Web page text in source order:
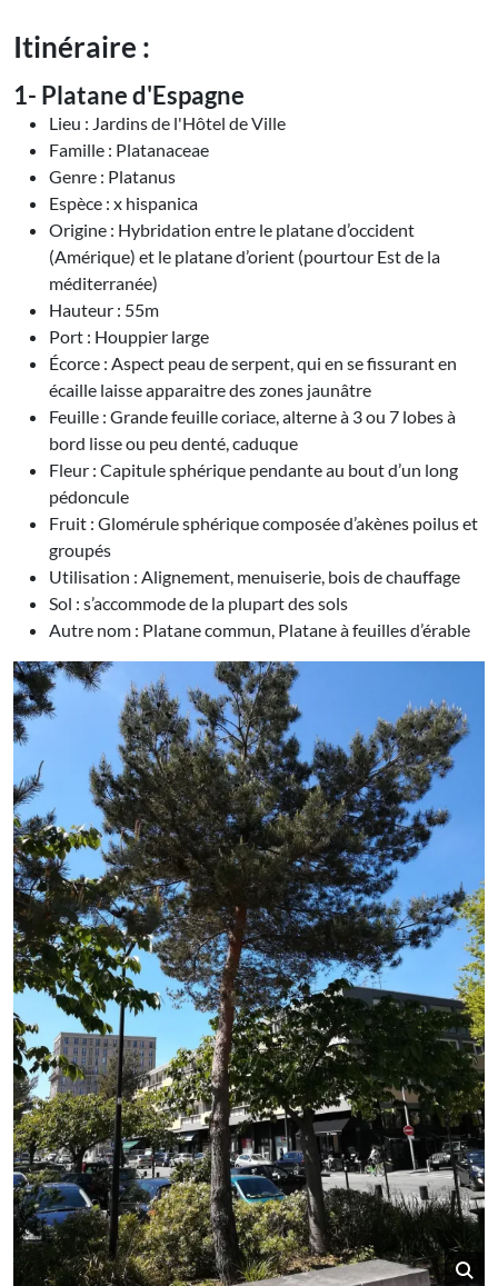
Itinéraire :
1- Platane d'Espagne
Lieu : Jardins de l'Hôtel de Ville
Famille : Platanaceae
Genre : Platanus
Espèce : x hispanica
Origine : Hybridation entre le platane d’occident
(Amérique) et le platane d’orient (pourtour Est de la
méditerranée)
Hauteur : 55m
Port : Houppier large
Écorce : Aspect peau de serpent, qui en se fissurant en
écaille laisse apparaitre des zones jaunâtre
Feuille : Grande feuille coriace, alterne à 3 ou 7 lobes à
bord lisse ou peu denté, caduque
Fleur : Capitule sphérique pendante au bout d’un long
pédoncule
Fruit : Glomérule sphérique composée d’akènes poilus et
groupés
Utilisation : Alignement, menuiserie, bois de chauffage
Sol : s’accommode de la plupart des sols
Autre nom : Platane commun, Platane à feuilles d’érable